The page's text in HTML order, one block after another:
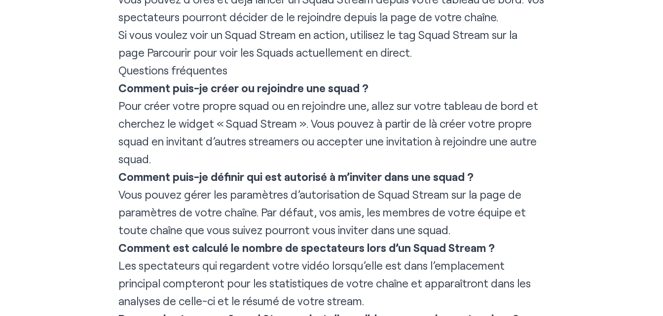
spectateurs pourront décider de le rejoindre depuis la page de votre chaîne.
Si vous voulez voir un Squad Stream en action, utilisez le tag Squad Stream sur la
page Parcourir pour voir les Squads actuellement en direct.
Questions fréquentes
Comment puis-je créer ou rejoindre une squad ?
Pour créer votre propre squad ou en rejoindre une, allez sur votre tableau de bord et
cherchez le widget « Squad Stream ». Vous pouvez à partir de là créer votre propre
squad en invitant d’autres streamers ou accepter une invitation à rejoindre une autre
squad.
Comment puis-je définir qui est autorisé à m’inviter dans une squad ?
Vous pouvez gérer les paramètres d’autorisation de Squad Stream sur la page de
paramètres de votre chaîne. Par défaut, vos amis, les membres de votre équipe et
toute chaîne que vous suivez pourront vous inviter dans une squad.
Comment est calculé le nombre de spectateurs lors d’un Squad Stream ?
Les spectateurs qui regardent votre vidéo lorsqu’elle est dans l’emplacement
principal compteront pour les statistiques de votre chaîne et apparaîtront dans les
analyses de celle-ci et le résumé de votre stream.